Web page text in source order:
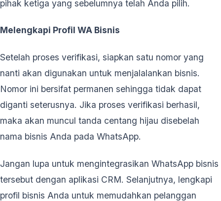
pihak ketiga yang sebelumnya telah Anda pilih.
Melengkapi Profil WA Bisnis
Setelah proses verifikasi, siapkan satu nomor yang
nanti akan digunakan untuk menjalalankan bisnis.
Nomor ini bersifat permanen sehingga tidak dapat
diganti seterusnya. Jika proses verifikasi berhasil,
maka akan muncul tanda centang hijau disebelah
nama bisnis Anda pada WhatsApp.
Jangan lupa untuk mengintegrasikan WhatsApp bisnis
tersebut dengan aplikasi CRM. Selanjutnya, lengkapi
profil bisnis Anda untuk memudahkan pelanggan